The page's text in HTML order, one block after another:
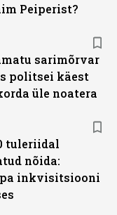
Peiperist?
sarimõrvar
politsei käest
üle noatera
tuleriidal
nõida:
inkvisitsiooni